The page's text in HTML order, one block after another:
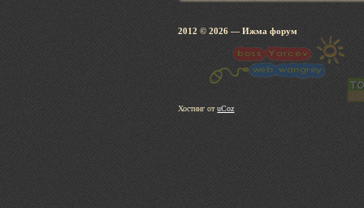
2012 © 2026 — Ижма
Хостинг отuCoz